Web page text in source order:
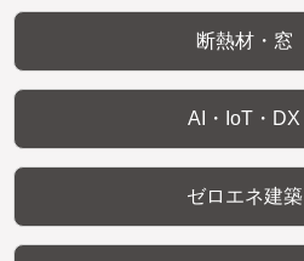
断熱材・窓
AI・IoT・DX
ゼロエネ建築